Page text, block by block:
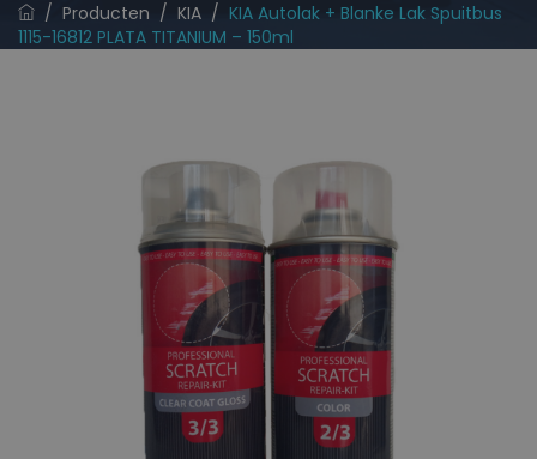
/ Producten / KIA / KIA Autolak + Blanke Lak Spuitbus
1115-16812 PLATA TITANIUM – 150ml